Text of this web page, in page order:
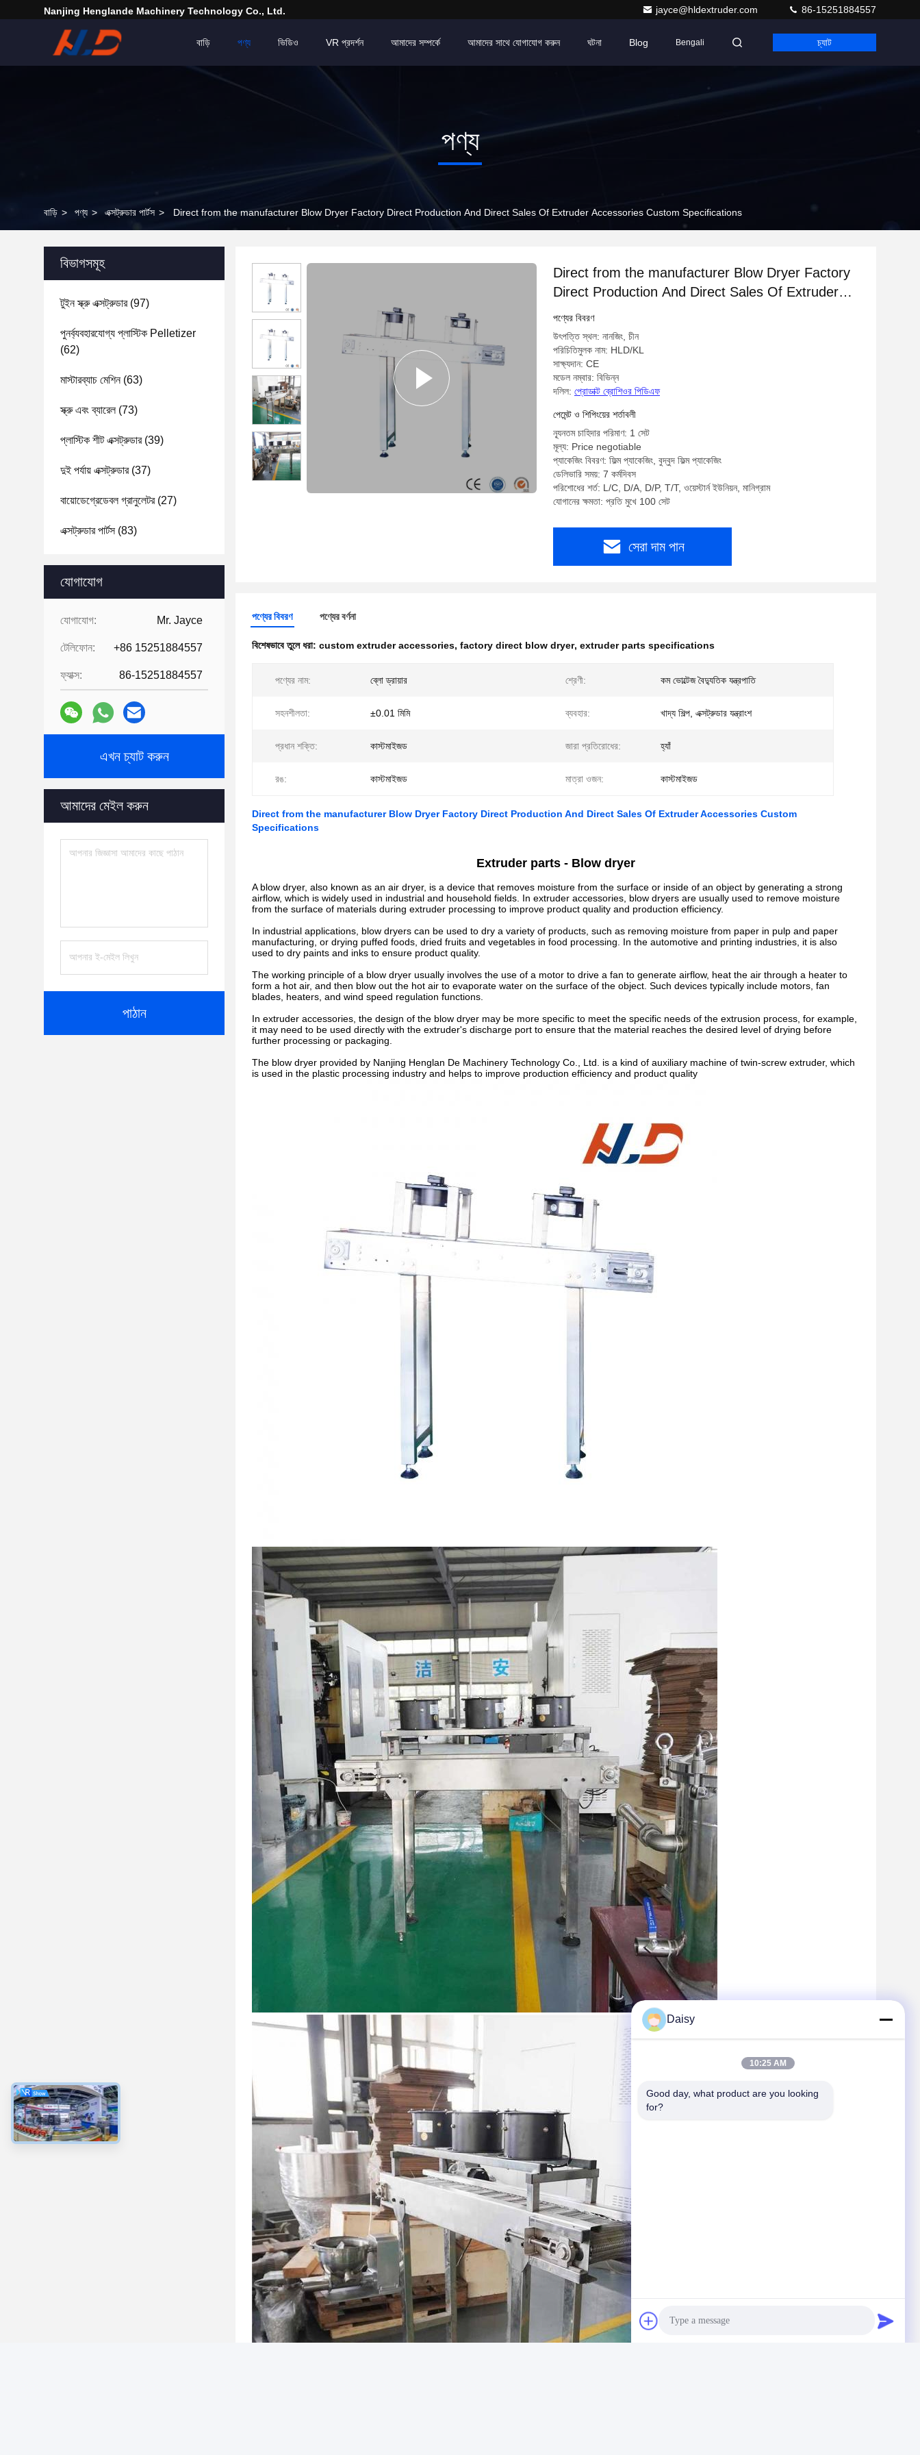
Nanjing Henglande Machinery Technology Co., Ltd. jayce@hldextruder.com 86-15251884557
বাড়ি পণ্য ভিডিও VR প্রদর্শন আমাদের সম্পর্কে আমাদের সাথে যোগাযোগ করুন ঘটনা Blog Bengali চ্যাট
পণ্য
বাড়ি > পণ্য > এক্সট্রুডার পার্টস > Direct from the manufacturer Blow Dryer Factory Direct Production And Direct Sales Of Extruder Accessories Custom Specifications
বিভাগসমূহ
টুইন স্ক্রু এক্সট্রুডার(97)
পুনর্ব্যবহারযোগ্য প্লাস্টিক Pelletizer
(62)
মাস্টারব্যাচ মেশিন(63)
স্ক্রু এবং ব্যারেল(73)
প্লাস্টিক শীট এক্সট্রুডার(39)
দুই পর্যায় এক্সট্রুডার(37)
বায়োডেগ্রেডেবল গ্রানুলেটর(27)
এক্সট্রুডার পার্টস(83)
যোগাযোগ
যোগাযোগ: Mr. Jayce
টেলিফোন: +86 15251884557
ফ্যাক্স: 86-15251884557
এখন চ্যাট করুন
আমাদের মেইল করুন
পাঠান
Direct from the manufacturer Blow Dryer Factory
Direct Production And Direct Sales Of Extruder
Accessories Custom Specifications
পণ্যের বিবরণ
উৎপত্তি স্থল: নানজিং, চীন
পরিচিতিমুলক নাম: HLD/KL
সাক্ষ্যদান: CE
মডেল নম্বার: বিভিন্ন
দলিল: প্রোডাক্ট ব্রোশিওর পিডিএফ
পেমেন্ট ও শিপিংয়ের শর্তাবলী
ন্যূনতম চাহিদার পরিমাণ: 1 সেট
মূল্য: Price negotiable
প্যাকেজিং বিবরণ: ফিল্ম প্যাকেজিং, বুদ্বুদ ফিল্ম প্যাকেজিং
ডেলিভারি সময়: 7 কর্মদিবস
পরিশোধের শর্ত: L/C, D/A, D/P, T/T, ওয়েস্টার্ন ইউনিয়ন, মানিগ্রাম
যোগানের ক্ষমতা: প্রতি মুখে 100 সেট
সেরা দাম পান
পণ্যের বিবরণ পণ্যের বর্ণনা
বিশেষভাবে তুলে ধরা: custom extruder accessories, factory direct blow dryer, extruder parts specifications
পণ্যের নাম: ব্লো ড্রায়ার শ্রেণী: কম ভোল্টেজ বৈদ্যুতিক যন্ত্রপাতি
সহনশীলতা: ±0.01 মিমি ব্যবহার: খাদ্য শিল্প, এক্সট্রুডার যন্ত্রাংশ
প্রধান শক্তি: কাস্টমাইজড জারা প্রতিরোধের: হ্যাঁ
রঙ: কাস্টমাইজড মাত্রা ওজন: কাস্টমাইজড
Direct from the manufacturer Blow Dryer Factory Direct Production And Direct Sales Of Extruder Accessories Custom
Specifications
Extruder parts - Blow dryer
A blow dryer, also known as an air dryer, is a device that removes moisture from the surface or inside of an object by generating a strong
airflow, which is widely used in industrial and household fields. In extruder accessories, blow dryers are usually used to remove moisture
from the surface of materials during extruder processing to improve product quality and production efficiency.
In industrial applications, blow dryers can be used to dry a variety of products, such as removing moisture from paper in pulp and paper
manufacturing, or drying puffed foods, dried fruits and vegetables in food processing. In the automotive and printing industries, it is also
used to dry paints and inks to ensure product quality.
The working principle of a blow dryer usually involves the use of a motor to drive a fan to generate airflow, heat the air through a heater to
form a hot air, and then blow out the hot air to evaporate water on the surface of the object. Such devices typically include motors, fan
blades, heaters, and wind speed regulation functions.
In extruder accessories, the design of the blow dryer may be more specific to meet the specific needs of the extrusion process, for example,
it may need to be used directly with the extruder's discharge port to ensure that the material reaches the desired level of drying before
further processing or packaging.
The blow dryer provided by Nanjing Henglan De Machinery Technology Co., Ltd. is a kind of auxiliary machine of twin-screw extruder, which
is used in the plastic processing industry and helps to improve production efficiency and product quality
Daisy
10:25 AM
Good day, what product are you looking
for?